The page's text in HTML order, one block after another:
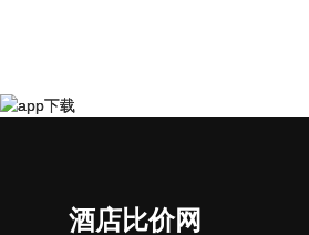
酒店比价网